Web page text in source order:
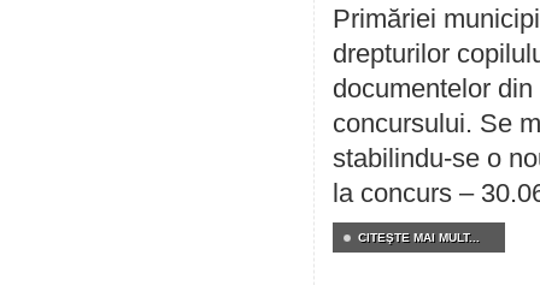
Primăriei
drepturilor
documentelor
concursului. Se
stabilindu-se o
la concurs –
CITEŞTE MAI MULT...